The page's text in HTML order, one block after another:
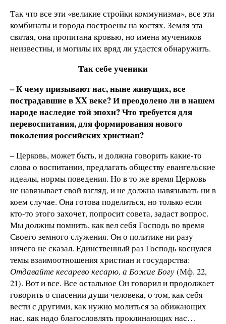
Так что все эти «великие стройки коммунизма», все эти
комбинаты и города построены на костях. Земля эта
святая, она пропитана кровью, но имена мучеников
неизвестны, и могилы их вряд ли удастся обнаружить.
Так себе ученики
– К чему призывают нас, ныне живущих, все
пострадавшие в XX веке? И преодолено ли в нашем
народе наследие той эпохи? Что требуется для
перевоспитания, для формирования нового
поколения российских христиан?
– Церковь, может быть, и должна говорить какие-то
слова о воспитании, предлагать обществу евангельские
идеалы, нормы поведения. Но в то же время Церковь
не навязывает свой взгляд, и не должна навязывать ни в
коем случае. Она готова поделиться, но только если
кто-то этого захочет, попросит совета, задаст вопрос.
Мы должны помнить, как вел себя Господь во время
Своего земного служения. Он о политике ни разу
ничего не сказал. Единственный раз Господь коснулся
темы взаимоотношения христиан и государства:
Отдавайте кесарево кесарю, а Божие Богу(Мф. 22,
21). Вот и все. Все остальное Он говорил и продолжает
говорить о спасении души человека, о том, как себя
вести с другими, как нужно молиться за обижающих
нас, как надо благословлять проклинающих нас…